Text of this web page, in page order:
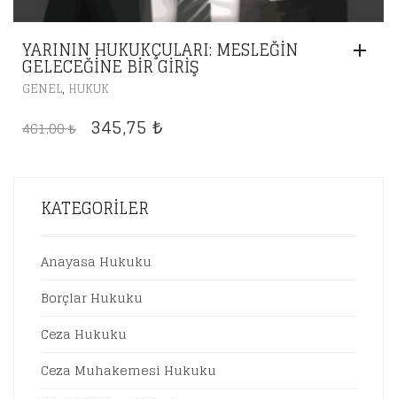
YARININ HUKUKÇULARI: MESLEĞIN
GELECEĞINE BIR GIRIŞ
GENEL, HUKUK
461,00₺ ORIJINAL
345,75 ₺ŞU
KATEGORILER
Anayasa Hukuku
Borçlar Hukuku
Ceza Hukuku
Ceza Muhakemesi Hukuku